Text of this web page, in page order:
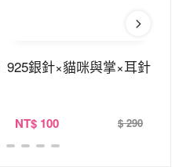
925銀針×貓咪與掌×耳針
NT$ 100 $ 290